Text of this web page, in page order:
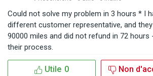
Could not solve my problem in 3 hours * I
different customer representative, and
90000 miles and did not refund in 72
their process.
Utile 0 Non